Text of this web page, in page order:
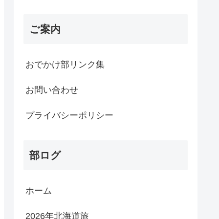
ご案内
おでかけ部リンク集
お問い合わせ
プライバシーポリシー
部ログ
ホーム
2026年北海道旅